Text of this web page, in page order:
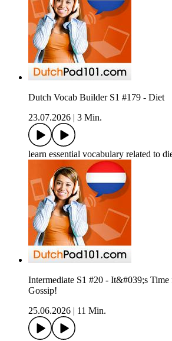
Dutch Vocab Builder S1 #179 - Diet
23.07.2026 | 3 Min.
learn essential vocabulary related to
Intermediate S1 #20 - It&#039;s
Gossip!
25.06.2026 | 11 Min.